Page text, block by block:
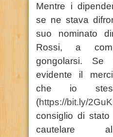
Mentre i
se ne stava
suo nominato
Rossi, a
gongolarsi.
evidente il
che io
(https://bit.ly/
consiglio di
cautelare